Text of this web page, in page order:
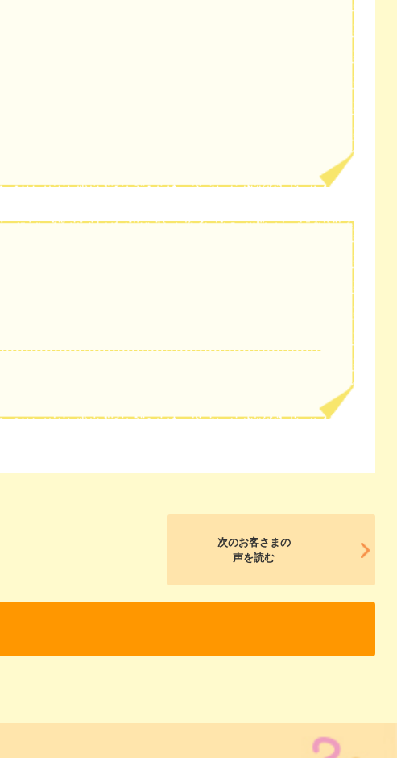
次のお客さまの
声を読む